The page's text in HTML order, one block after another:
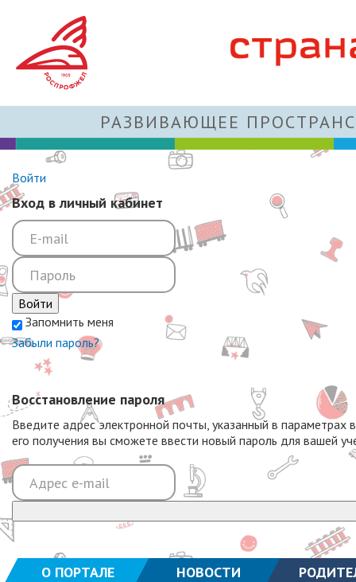
РАЗВИВАЮЩЕЕ
Войти
Вход в личный кабинет
Войти
Запомнить меня
Забыли пароль?
Восстановление пароля
Введите адрес электронной почты, указанный в
его получения вы сможете ввести новый пароль для вашей
О ПОРТАЛЕ НОВОСТИ